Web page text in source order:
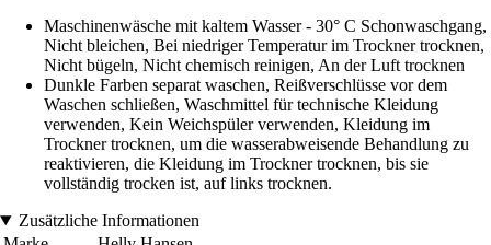
Maschinenwäsche mit kaltem Wasser - 30° C Schonwaschgang,
Nicht bleichen, Bei niedriger Temperatur im Trockner trocknen,
Nicht bügeln, Nicht chemisch reinigen, An der Luft trocknen
Dunkle Farben separat waschen, Reißverschlüsse vor dem
Waschen schließen, Waschmittel für technische Kleidung
verwenden, Kein Weichspüler verwenden, Kleidung im
Trockner trocknen, um die wasserabweisende Behandlung zu
reaktivieren, die Kleidung im Trockner trocknen, bis sie
vollständig trocken ist, auf links trocknen.
Zusätzliche Informationen